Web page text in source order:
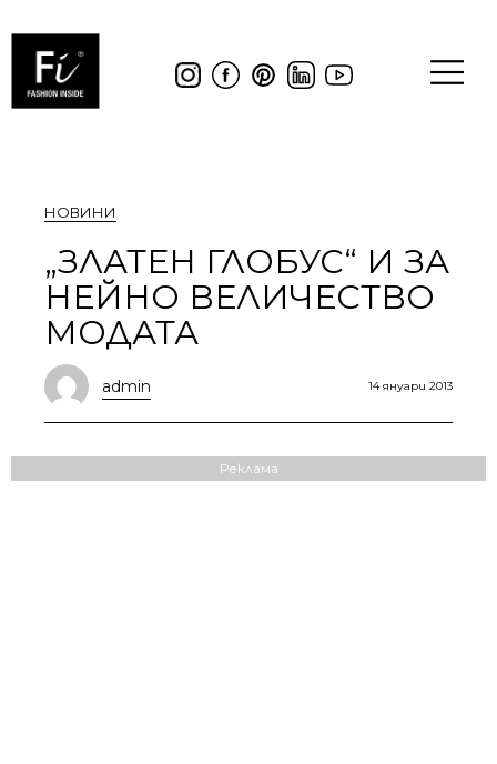
НОВИНИ
„ЗЛАТЕН ГЛОБУС“ И ЗА
НЕЙНО ВЕЛИЧЕСТВО
МОДАТА
admin 14 януари 2013
Реклама